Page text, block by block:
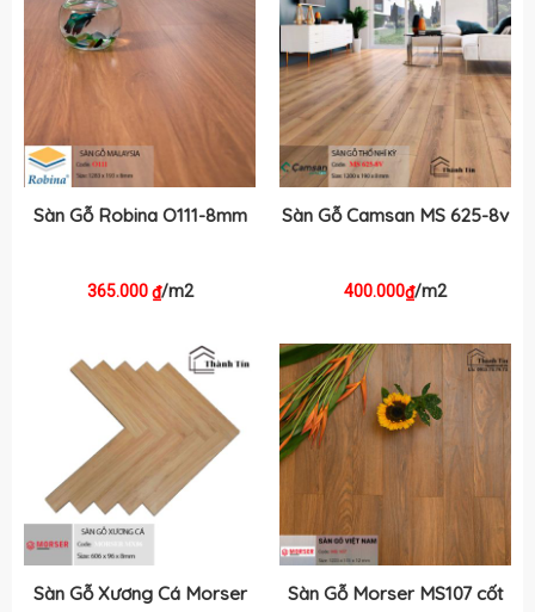
Sàn Gỗ Robina O111-8mm
365.000₫/m2
Sàn Gỗ Camsan MS 625-8v
400.000₫/m2
Sàn Gỗ Xương Cá Morser
Sàn Gỗ Morser MS107 cốt